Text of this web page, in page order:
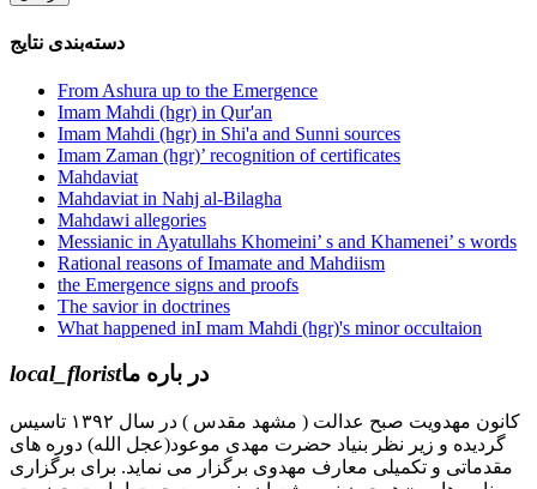
دسته‌بندی نتایج
From Ashura up to the Emergence
Imam Mahdi (hgr) in Qur'an
Imam Mahdi (hgr) in Shi'a and Sunni sources
Imam Zaman (hgr)’ recognition of certificates
Mahdaviat
Mahdaviat in Nahj al-Bilagha
Mahdawi allegories
Messianic in Ayatullahs Khomeini’ s and Khamenei’ s words
Rational reasons of Imamate and Mahdiism
the Emergence signs and proofs
The savior in doctrines
What happened inI mam Mahdi (hgr)'s minor occultaion
local_floristدر باره ما
کانون مهدویت صبح عدالت ( مشهد مقدس ) در سال ۱۳۹۲ تاسیس
گردیده و زیر نظر بنیاد حضرت مهدی موعود(عجل الله) دوره های
مقدماتی و تکمیلی معارف مهدوی برگزار می نماید. برای برگزاری